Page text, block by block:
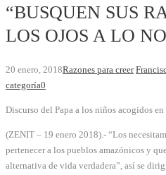
“BUSQUEN SUS
LOS OJOS A LO
20 enero, 2018Razones para creer
categoría0
Discurso del Papa a los niños acogidos en
(ZENIT – 19 enero 2018).- “Los
pertenecer a los pueblos amazónicos y
alternativa de vida verdadera”, así se